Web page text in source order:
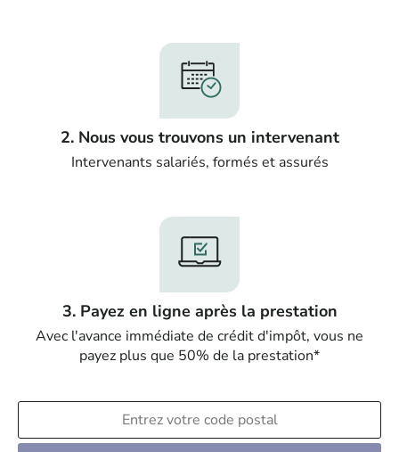
2. Nous vous trouvons un intervenant
Intervenants salariés, formés et assurés
3. Payez en ligne après la prestation
Avec l'avance immédiate de crédit d'impôt, vous ne
payez plus que 50% de la prestation*